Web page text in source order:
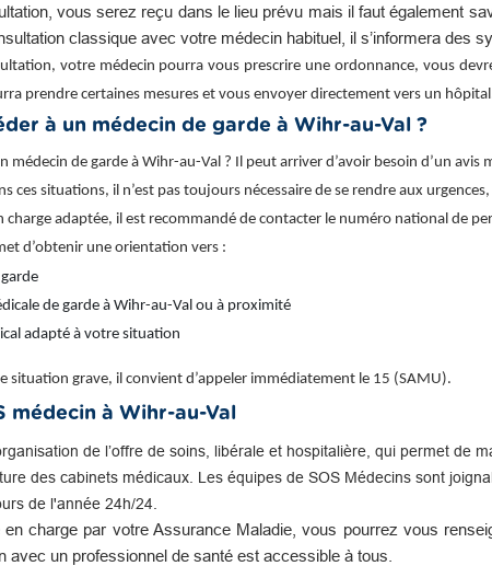
vous serez reçu dans le lieu prévu mais il faut également
classique avec votre médecin habituel, il s’informera
votre médecin pourra vous prescrire une ordonnance, vous
prendre certaines mesures et vous envoyer directement vers un
à un médecin de garde à Wihr-au-Val ?
médecin de garde à Wihr-au-Val ? Il peut arriver d’avoir besoin d’un
ces situations, il n’est pas toujours nécessaire de se rendre aux
charge adaptée, il est recommandé de contacter le numéro national de
d’obtenir une orientation vers :
de garde à Wihr-au-Val ou à proximité
adapté à votre situation
situation grave, il convient d’appeler immédiatement le 15 (SAMU).
médecin à Wihr-au-Val
de l’offre de soins, libérale et hospitalière, qui permet de
des cabinets médicaux. Les équipes de SOS Médecins sont
de l'année 24h/24.
charge par votre Assurance Maladie, vous pourrez vous
avec un professionnel de santé est accessible à tous.